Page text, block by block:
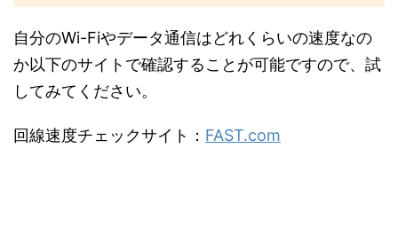
自分のWi-Fiやデータ通信はどれくらいの速度なの
か以下のサイトで確認することが可能ですので、試
してみてください。
回線速度チェックサイト： FAST.com